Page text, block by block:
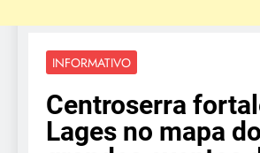
INFORMATIVO
Centroserra
Lages no mapa